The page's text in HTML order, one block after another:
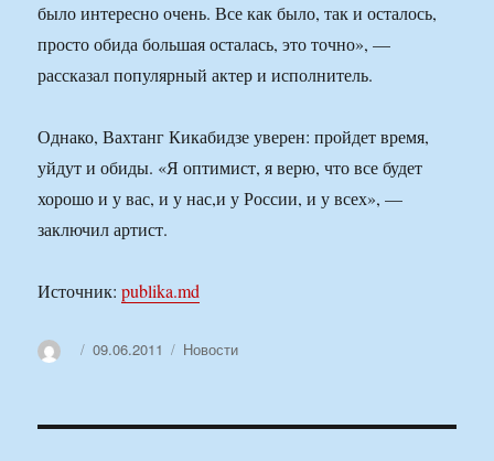
было интересно очень. Все как было, так и осталось,
просто обида большая осталась, это точно», —
рассказал популярный актер и исполнитель.
Однако, Вахтанг Кикабидзе уверен: пройдет время,
уйдут и обиды. «Я оптимист, я верю, что все будет
хорошо и у вас, и у нас,и у России, и у всех», —
заключил артист.
Источник:publika.md
АвторОпубликовано
09.06.2011 Рубрики
Новости